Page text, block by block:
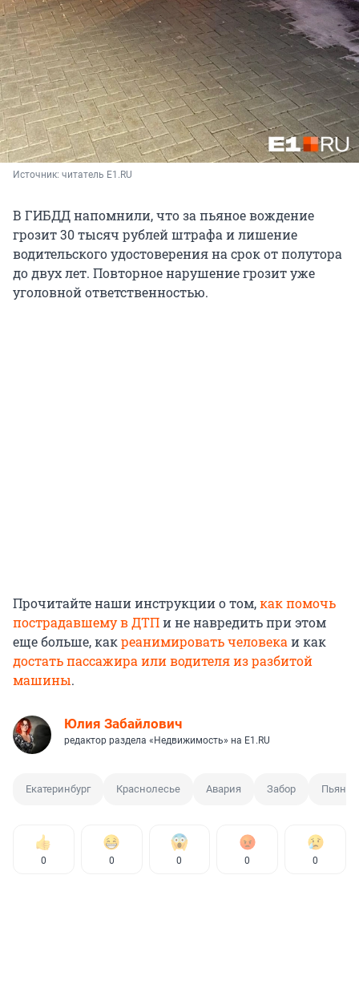
Источник: читатель E1.RU
В ГИБДД напомнили, что за пьяное вождение
грозит 30 тысяч рублей штрафа и лишение
водительского удостоверения на срок от полутора
до двух лет. Повторное нарушение грозит уже
уголовной ответственностью.
Прочитайте наши инструкции о том,как помочь
пострадавшему в ДТПи не навредить при этом
еще больше, какреанимировать человекаи как
достать пассажира или водителя из разбитой
машины.
Юлия Забайлович
редактор раздела «Недвижимость» на E1.RU
Екатеринбург Краснолесье Авария Забор
0 0 0 0 0